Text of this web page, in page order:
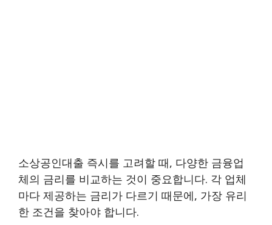
소상공인대출 즉시를 고려할 때, 다양한 금융업
체의 금리를 비교하는 것이 중요합니다. 각 업체
마다 제공하는 금리가 다르기 때문에, 가장 유리
한 조건을 찾아야 합니다.